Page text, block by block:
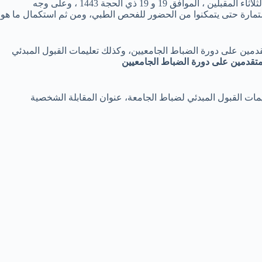
كما وجهت الوزارة ملاحظة مهمة لمن يحجز المواعيد يوم الاثنين أو الثلاثاء المقبلين ، الموافق 19 و 19 ذي الحجة 1443 ، وعلى وجه
حتى يتمكنوا من الحضور للفحص الطبي، ومن ثم استكمال ما هو
على دورة الضباط الجامعيين، وكذلك تعليمات القبول المبدئي
على دورة الضباط الجامعيين
القبول المبدئي لضباط الجامعة، عنوان المقابلة الشخصية